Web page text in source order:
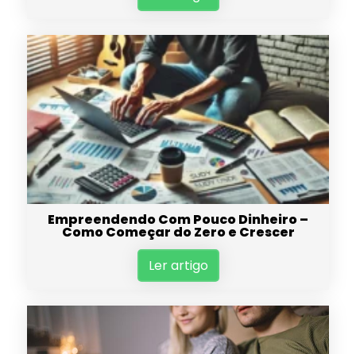
Empreendendo Com Pouco Dinheiro –
Como Começar do Zero e Crescer
Ler artigo